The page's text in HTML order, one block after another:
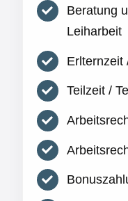
Beratung
Leiharbeit
Erlternzeit
Teilzeit /